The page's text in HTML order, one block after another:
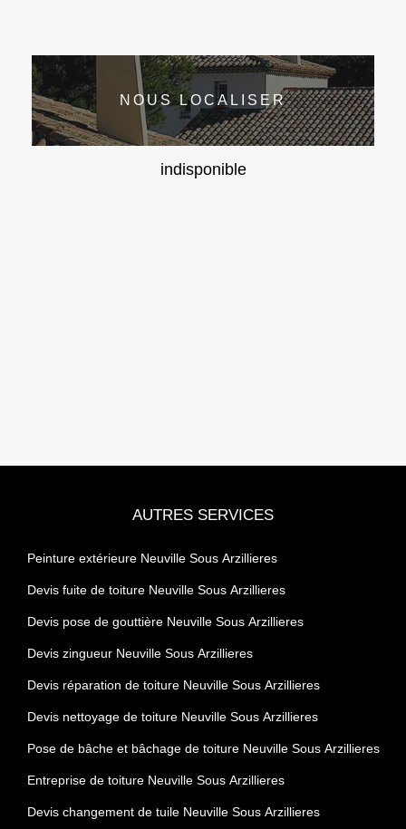
NOUS LOCALISER
indisponible
AUTRES SERVICES
Peinture extérieure Neuville Sous Arzillieres
Devis fuite de toiture Neuville Sous Arzillieres
Devis pose de gouttière Neuville Sous Arzillieres
Devis zingueur Neuville Sous Arzillieres
Devis réparation de toiture Neuville Sous Arzillieres
Devis nettoyage de toiture Neuville Sous Arzillieres
Pose de bâche et bâchage de toiture Neuville Sous Arzillieres
Entreprise de toiture Neuville Sous Arzillieres
Devis changement de tuile Neuville Sous Arzillieres